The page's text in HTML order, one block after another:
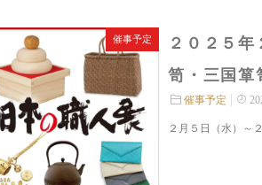
催事予定
２０２５
笥・三国箪
催事予定
２月５日（水）～